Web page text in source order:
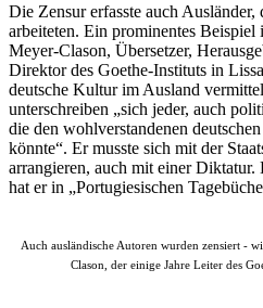
Die Zensur erfasste auch
arbeiteten. Ein prominentes Beispiel
Meyer-Clason, Übersetzer,
Direktor des Goethe-Instituts in
deutsche Kultur im Ausland
unterschreiben „sich jeder, auch
die den wohlverstandenen
könnte“. Er musste sich mit der
arrangieren, auch mit einer
hat er in „Portugiesischen
Auch ausländische Autoren wurden zensiert -
Clason, der einige Jahre Leiter des